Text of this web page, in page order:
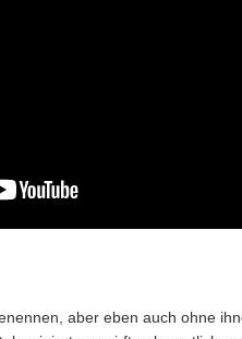
aber eben auch ohne